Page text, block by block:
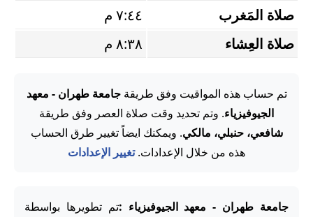
صلاة المَغرب
٧:٤٤ م
صلاة العِشاء
٨:٣٨ م
تم حساب هذه المواقيت وفق طريقةجامعة طهران - معهد
الجيوفيزياء. وتم تحديد وقت صلاة العصر وفق طريقة
شافعي، حنبلي، مالكي. ويمكنك ايضاً تغيير طرق الحساب
هذه من خلال الإعدادات.تغيير الإعدادات
جامعة طهران - معهد الجيوفيزياء :تم تطويرها بواسطة